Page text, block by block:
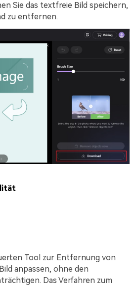
Sie das textfreie Bild speichern,
zu entfernen.
Tool zur Entfernung von
anpassen, ohne den
Das Verfahren zum